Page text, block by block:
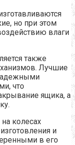
но при этом
влаги
также
Лучшие
что
ящика, а
колесах
и
в его